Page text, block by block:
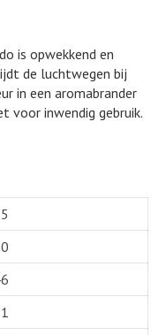
is opwekkend en
de luchtwegen bij
in een aromabrander
voor inwendig gebruik.